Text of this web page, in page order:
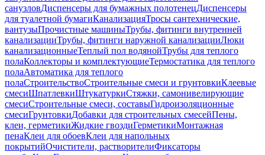
санузловДиспенсеры для бумажных полотенецДиспенсеры
для туалетной бумагиКанализацияТросы сантехнические,
вантузыПрочистные машиныТрубы, фитинги внутренней
канализацииТрубы, фитинги наружной канализацииЛюки
канализационныеТеплый пол водянойТрубы для теплого
полаКоллекторы и комплектующиеТермостатика для теплого
полаАвтоматика для теплого
полаСтроительствоСтроительные смеси и грунтовкиКлеевые
смесиШпатлевкиШтукатуркиСтяжки, самонивелирующие
смесиСтроительные смеси, составыГидроизоляционные
смесиГрунтовкиДобавки для строительных смесейПены,
клеи, герметикиЖидкие гвоздиГерметикиМонтажная
пенаКлеи для обоевКлеи для напольных
покрытийОчистители, растворителиФиксаторы